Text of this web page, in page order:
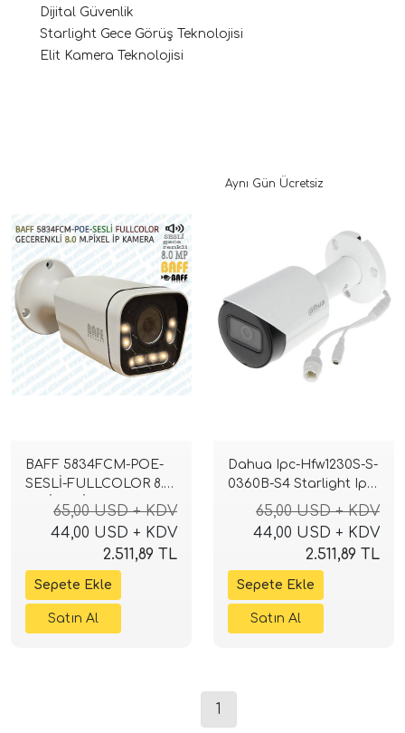
Dijital Güvenlik
Starlight Gece Görüş Teknolojisi
Elit Kamera Teknolojisi
BAFF 5834FCM-POE-
SESLİ-FULLCOLOR 8.0
M.PİXEL İP KAMERA
65,00 USD + KDV
44,00 USD + KDV
2.511,89 TL
Dahua Ipc-Hfw1230S-S-
0360B-S4 Starlight Ip
Bullet Kamera
65,00 USD + KDV
44,00 USD + KDV
2.511,89 TL
Aynı Gün Ücretsiz
1